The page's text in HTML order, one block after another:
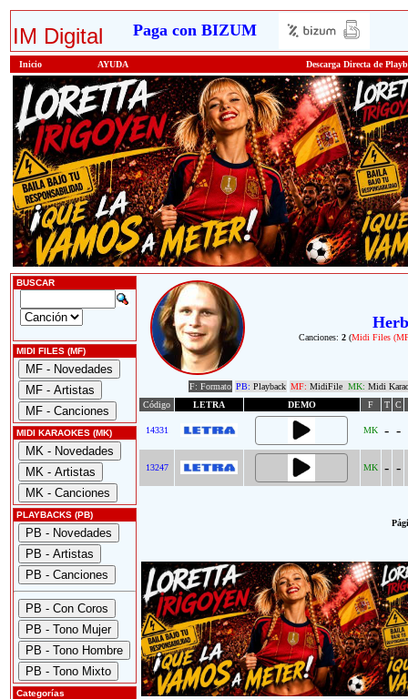
IM Digital Paga con BIZUM
Inicio AYUDA Descarga Directa de
BUSCAR
MIDI FILES (MF)
MIDI KARAOKES (MK)
PLAYBACKS (PB)
Categorías
Canciones: 2 (Midi Files
F: Formato PB: Playback MF: MidiFile MK: Midi
Código
LETRA DEMO F T C
14331 MK - -
13247 MK - -